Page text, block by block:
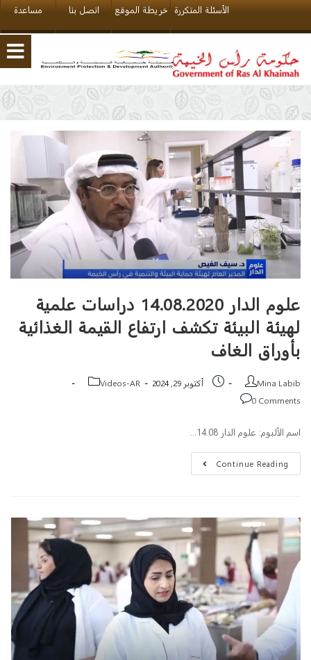
مساعدة اتصل بنا خريطة الموقع الأسئلة المتكررة
علوم الدار 14.08.2020 دراسات علمية
لهيئة البيئة تكشف ارتفاع القيمة الغذائية
بأوراق الغاف
Mina Labib أكتوبر 29, 2024
Videos-AR
0 Comments
اسم الألبوم: علوم الدار 14.08…
Continue Reading